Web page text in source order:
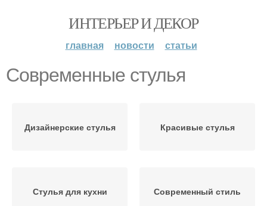
ИНТЕРЬЕР И ДЕКОР
главная новости статьи
Современные стулья
Дизайнерские стулья Красивые стулья
Стулья для кухни Современный стиль